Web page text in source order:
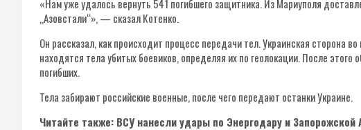
«Нам уже удалось вернуть 541 погибшего защитника. Из Мариуполя
„Азовстали“», — сказал Котенко.
Он рассказал, как происходит процесс передачи тел. Украинская сторона
находятся тела убитых боевиков, определяя их по геолокации. После
погибших.
Тела забирают российские военные, после чего передают останки Украине.
Читайте также: ВСУ нанесли удары по Энергодару и Запорожской